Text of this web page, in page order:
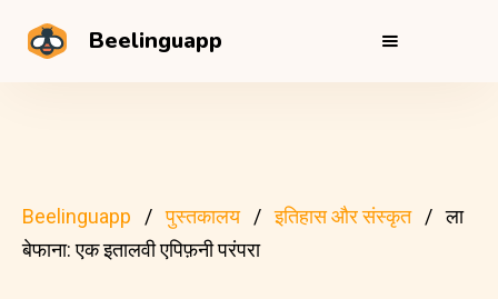
Beelinguapp
Beelinguapp पुस्तकालय इतिहास और संस्कृत
ला
बेफाना: एक इतालवी एपिफ़नी परंपरा